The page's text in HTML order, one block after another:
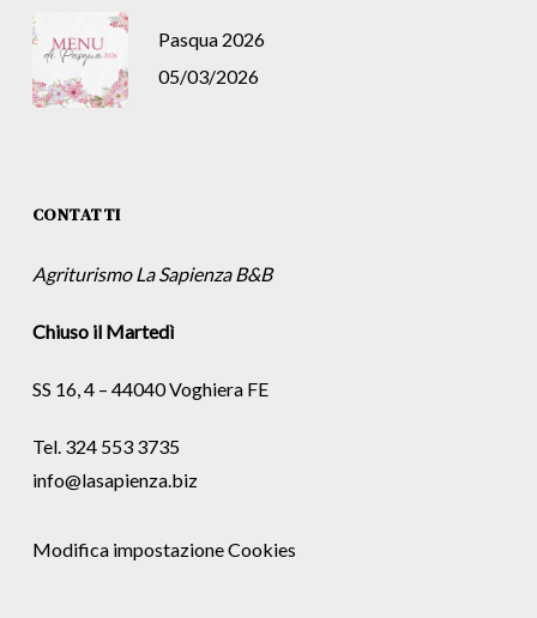
Pasqua 2026
05/03/2026
CONTATTI
Agriturismo La Sapienza B&B
Chiuso il Martedì
SS 16, 4 – 44040 Voghiera FE
Tel. 324 553 3735
info@lasapienza.biz
Modifica impostazione Cookies